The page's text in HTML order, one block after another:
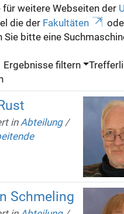
weitere Webseiten der
die der Fakultäten
Sie bitte eine
Ergebnisse filtern
in Abteilung /
Schmeling